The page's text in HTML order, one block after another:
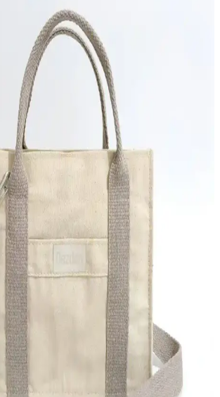
ve modern tasarımıyla Cappadocia Vintage
tote çanta, geniş iç hacmi ve dayanıklılığıyla
karşılar.
bag&more Vicky ve Shaka
Detaylı Analizi ve Seçim Rehberi
U16 çantalarının özellikleri, artıları ve
birlikte karşılaştırılıyor. Hangi
uygun olduğunu keşfedin.
Askılı Kanvas Omuz
Kullanım İçin Şık ve Sürdürülebilir
kanvas omuz çantası, hafifliği ve geniş iç
şıklık ve fonksiyonelliği bir arada
öne çıkar.
Siyah Kanvas Fermuar Detaylı
Kullanım Çantası
çapraz askılı çantası, şık tasarımı ve
kullanım için ideal, hafif ve pratik, düzenli
çeker.
Gogh Badem Çiçeği Kanvas
İçin Şık ve Dayanıklı